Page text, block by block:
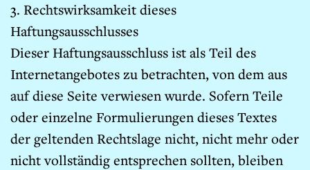
3. Rechtswirksamkeit dieses
Haftungsausschlusses
Dieser Haftungsausschluss ist als Teil des
Internetangebotes zu betrachten, von dem aus
auf diese Seite verwiesen wurde. Sofern Teile
oder einzelne Formulierungen dieses Textes
der geltenden Rechtslage nicht, nicht mehr oder
nicht vollständig entsprechen sollten, bleiben